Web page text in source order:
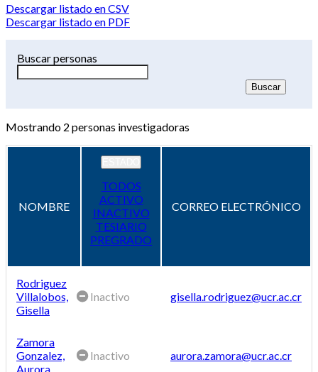
Descargar listado en CSV
Descargar listado en PDF
Buscar personas
Mostrando 2 personas investigadoras
NOMBRE
TODOS
ACTIVO
INACTIVO
TESIARIO
PREGRADO
CORREO ELECTRÓNICO
Rodriguez
Villalobos,
Gisella
Inactivo gisella.rodriguez@ucr.ac.cr
Zamora
Gonzalez,
Aurora
Inactivo aurora.zamora@ucr.ac.cr